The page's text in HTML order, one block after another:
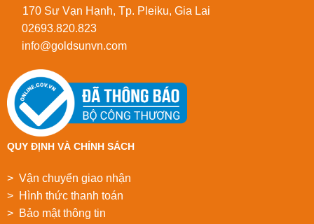
170 Sư Vạn Hạnh, Tp. Pleiku, Gia Lai
02693.820.823
info@goldsunvn.com
QUY ĐỊNH VÀ CHÍNH SÁCH
> Vận chuyển giao nhận
> Hình thức thanh toán
> Bảo mật thông tin